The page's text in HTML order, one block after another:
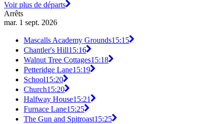
Voir plus de départs
Arrêts
mar. 1 sept. 2026
Mascalls Academy Grounds15:15
Chantler's Hill15:16
Walnut Tree Cottages15:18
Petteridge Lane15:19
School15:20
Church15:20
Halfway House15:21
Furnace Lane15:25
The Gun and Spitroast15:25